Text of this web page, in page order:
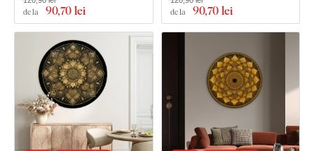
Ce este inclus în pachet?
Mandală pentru dormitor - Zen
de la 90,70 lei de la 90,70 lei